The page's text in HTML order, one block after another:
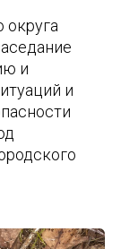
округа
и
и